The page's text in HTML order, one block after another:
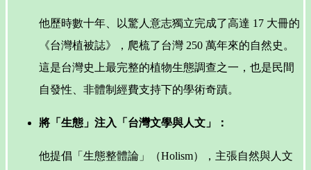
他歷時數十年、以驚人意志獨立完成了高達 17 大冊的
《台灣植被誌》，爬梳了台灣 250 萬年來的自然史。
這是台灣史上最完整的植物生態調查之一，也是民間
自發性、非體制經費支持下的學術奇蹟。
將「生態」注入「台灣文學與人文」：
他提倡「生態整體論」（Holism），主張自然與人文